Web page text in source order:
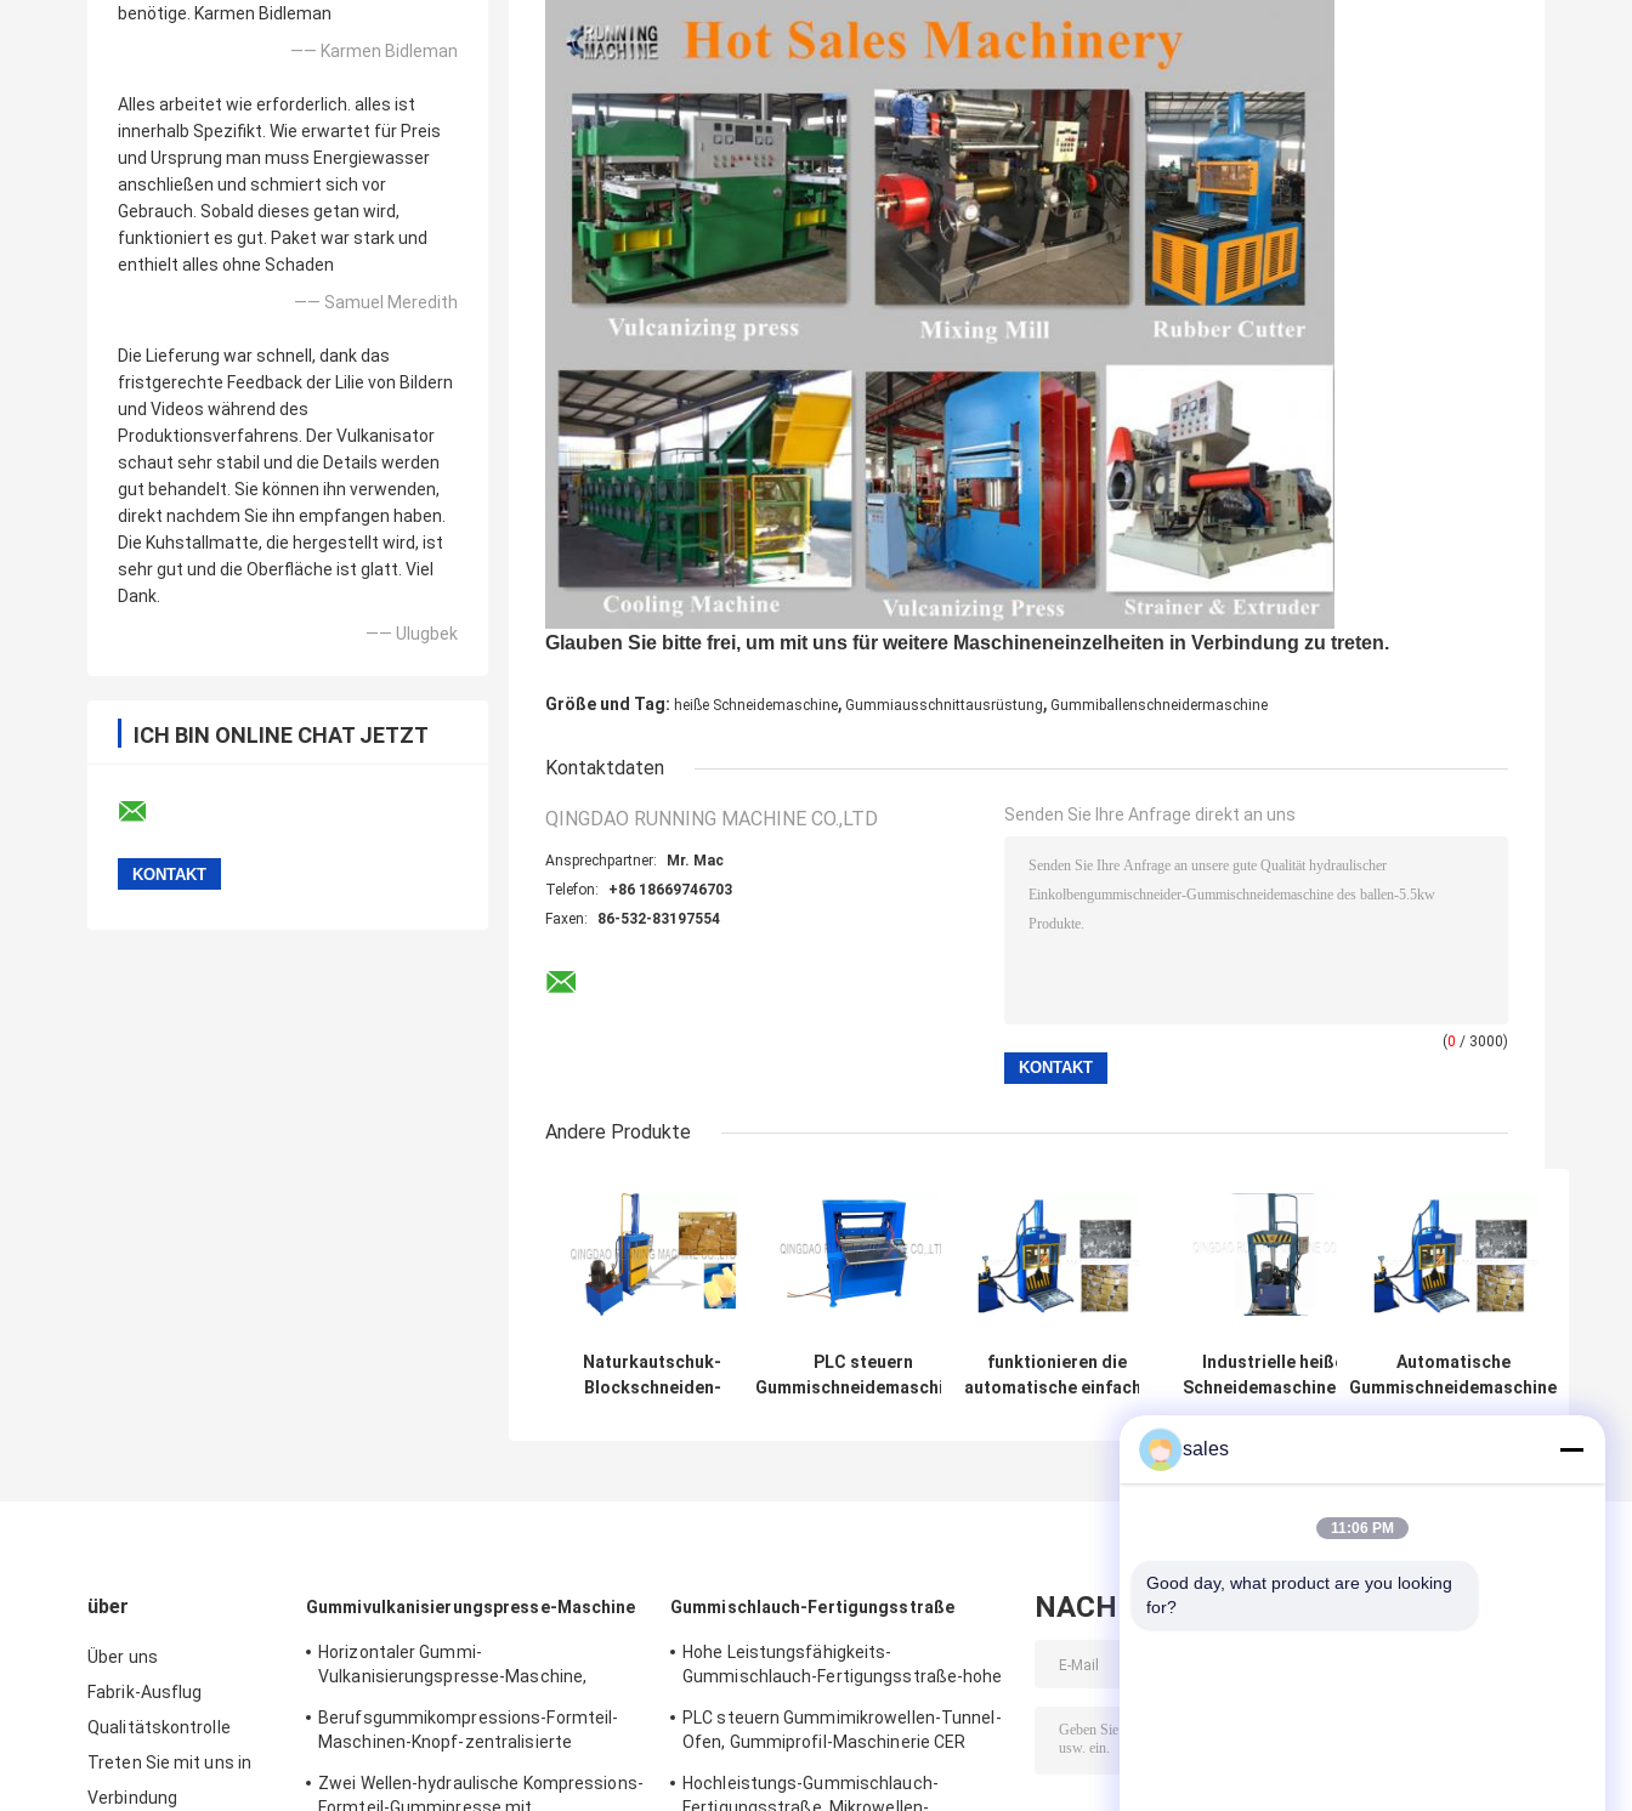
benötige. Karmen Bidleman
—— Karmen Bidleman
Alles arbeitet wie erforderlich. alles ist
innerhalb Spezifikt. Wie erwartet für Preis
und Ursprung man muss Energiewasser
anschließen und schmiert sich vor
Gebrauch. Sobald dieses getan wird,
funktioniert es gut. Paket war stark und
enthielt alles ohne Schaden
—— Samuel Meredith
Die Lieferung war schnell, dank das
fristgerechte Feedback der Lilie von Bildern
und Videos während des
Produktionsverfahrens. Der Vulkanisator
schaut sehr stabil und die Details werden
gut behandelt. Sie können ihn verwenden,
direkt nachdem Sie ihn empfangen haben.
Die Kuhstallmatte, die hergestellt wird, ist
sehr gut und die Oberfläche ist glatt. Viel
Dank.
—— Ulugbek
ICH BIN ONLINE CHAT JETZT
Glauben Sie bitte frei, um mit uns für weitere Maschineneinzelheiten in Verbindung zu treten.
Größe und Tag: heiße Schneidemaschine, Gummiausschnittausrüstung, Gummiballenschneidermaschine
Kontaktdaten
QINGDAO RUNNING MACHINE CO.,LTD
Ansprechpartner:
Mr. Mac
Telefon:
+86 18669746703
Faxen:
86-532-83197554
Senden Sie Ihre Anfrage direkt an uns
(0 / 3000)
Andere Produkte
Naturkautschuk-
Blockschneiden-
PLC steuern
Gummischneidemaschine-
funktionieren die
automatische einfache
Gummischneidemaschine
5.5KW mit pneumatischer
Industrielle heiße
Schneidemaschine für
Verbundgummi/synthetischen
Automatische
Gummischneidemaschine
1000-Millimeter-
über
Über uns
Fabrik-Ausflug
Qualitätskontrolle
Treten Sie mit uns in
Verbindung
Gummivulkanisierungspresse-Maschine
Horizontaler Gummi-
Vulkanisierungspresse-Maschine,
Berufsgummikompressions-Formteil-
Maschinen-Knopf-zentralisierte
Zwei Wellen-hydraulische Kompressions-
Gummischlauch-Fertigungsstraße
Hohe Leistungsfähigkeits-
Gummischlauch-Fertigungsstraße-hohe
PLC steuern Gummimikrowellen-Tunnel-
Ofen, Gummiprofil-Maschinerie CER
Hochleistungs-Gummischlauch-
NACHRICHT HINTERLASSEN
sales
11:06 PM
Good day, what product are you looking
for?